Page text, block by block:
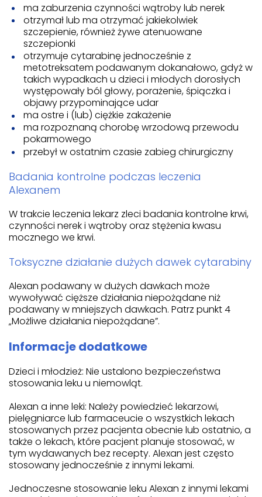
ma zaburzenia czynności wątroby lub nerek
otrzymał lub ma otrzymać jakiekolwiek
szczepienie, również żywe atenuowane
szczepionki
otrzymuje cytarabinę jednocześnie z
metotreksatem podawanym dokanałowo, gdyż w
takich wypadkach u dzieci i młodych dorosłych
występowały ból głowy, porażenie, śpiączka i
objawy przypominające udar
ma ostre i (lub) ciężkie zakażenie
ma rozpoznaną chorobę wrzodową przewodu
pokarmowego
przebył w ostatnim czasie zabieg chirurgiczny
Badania kontrolne podczas leczenia
Alexanem
W trakcie leczenia lekarz zleci badania kontrolne krwi,
czynności nerek i wątroby oraz stężenia kwasu
mocznego we krwi.
Toksyczne działanie dużych dawek cytarabiny
Alexan podawany w dużych dawkach może
wywoływać cięższe działania niepożądane niż
podawany w mniejszych dawkach. Patrz punkt 4
„Możliwe działania niepożądane”.
Informacje dodatkowe
Dzieci i młodzież: Nie ustalono bezpieczeństwa
stosowania leku u niemowląt.
Alexan a inne leki: Należy powiedzieć lekarzowi,
pielęgniarce lub farmaceucie o wszystkich lekach
stosowanych przez pacjenta obecnie lub ostatnio, a
także o lekach, które pacjent planuje stosować, w
tym wydawanych bez recepty. Alexan jest często
stosowany jednocześnie z innymi lekami.
Jednoczesne stosowanie leku Alexan z innymi lekami